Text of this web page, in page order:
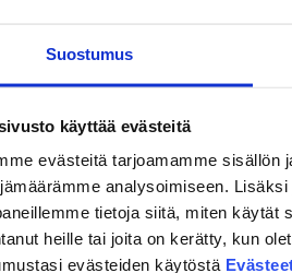
Suostumus
käyttää evästeitä
evästeitä tarjoamamme sisällön
analysoimiseen.
tietoja siitä, miten käytät
heille tai joita on kerätty, kun
evästeiden käytöstä
isompi helpotus ollut.
on kiva tehdä maaleja.
tule. Toivotaan, että tulee
torstain pelin jälkeen.
tarjolla kauden ensimmäinen
hlö. Saat edun kun ostat
paikat ja muuta sen jälkeen hinta